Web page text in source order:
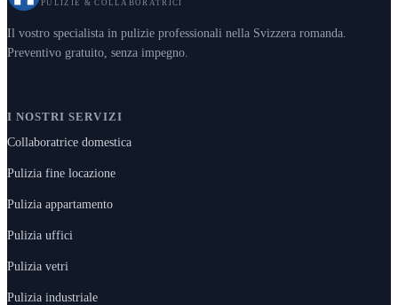
PULIZIE & COLLABORATRICI
Il vostro specialista in pulizie professionali nella Svizzera romanda.
Preventivo gratuito, senza impegno.
I NOSTRI SERVIZI
Collaboratrice domestica
Pulizia fine locazione
Pulizia appartamento
Pulizia uffici
Pulizia vetri
Pulizia industriale